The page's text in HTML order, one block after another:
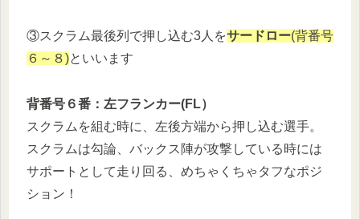
③スクラム最後列で押し込む3人をサードロー(背番号
６～８)といいます
背番号６番：左フランカー(FL）
スクラムを組む時に、左後方端から押し込む選手。
スクラムは勾論、バックス陣が攻撃している時には
サポートとして走り回る、めちゃくちゃタフなポジ
ション！